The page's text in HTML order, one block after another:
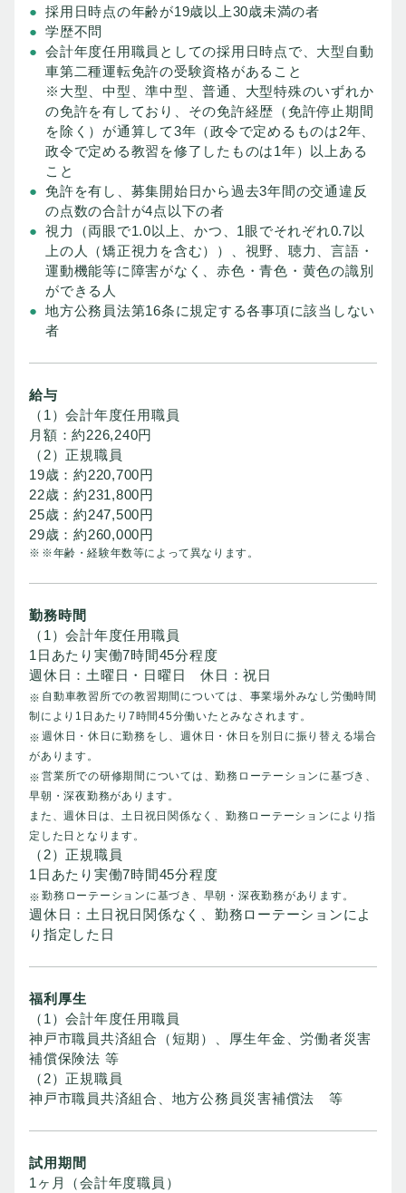
採用日時点の年齢が19歳以上30歳未満の者
学歴不問
会計年度任用職員としての採用日時点で、大型自動
車第二種運転免許の受験資格があること
※大型、中型、準中型、普通、大型特殊のいずれか
の免許を有しており、その免許経歴（免許停止期間
を除く）が通算して3年（政令で定めるものは2年、
政令で定める教習を修了したものは1年）以上ある
こと
免許を有し、募集開始日から過去3年間の交通違反
の点数の合計が4点以下の者
視力（両眼で1.0以上、かつ、1眼でそれぞれ0.7以
上の人（矯正視力を含む））、視野、聴力、言語・
運動機能等に障害がなく、赤色・青色・黄色の識別
ができる人
地方公務員法第16条に規定する各事項に該当しない
者
給与
（1）会計年度任用職員
月額：約226,240円
（2）正規職員
19歳：約220,700円
22歳：約231,800円
25歳：約247,500円
29歳：約260,000円
※年齢・経験年数等によって異なります。
勤務時間
（1）会計年度任用職員
1日あたり実働7時間45分程度
週休日：土曜日・日曜日 休日：祝日
自動車教習所での教習期間については、事業場外みなし労働時間
制により1日あたり7時間45分働いたとみなされます。
週休日・休日に勤務をし、週休日・休日を別日に振り替える場合
があります。
営業所での研修期間については、勤務ローテーションに基づき、
早朝・深夜勤務があります。
また、週休日は、土日祝日関係なく、勤務ローテーションにより指
定した日となります。
（2）正規職員
1日あたり実働7時間45分程度
勤務ローテーションに基づき、早朝・深夜勤務があります。
週休日：土日祝日関係なく、勤務ローテーションによ
り指定した日
福利厚生
（1）会計年度任用職員
神戸市職員共済組合（短期）、厚生年金、労働者災害
補償保険法 等
（2）正規職員
神戸市職員共済組合、地方公務員災害補償法 等
試用期間
1ヶ月（会計年度職員）